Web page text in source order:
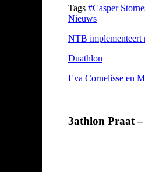
Tags #Casper
Nieuws
NTB implementeert
Duathlon
Eva Cornelisse en
3athlon Praat